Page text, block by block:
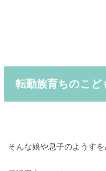
転勤族育ちのこど
そんな娘や息子のようすを